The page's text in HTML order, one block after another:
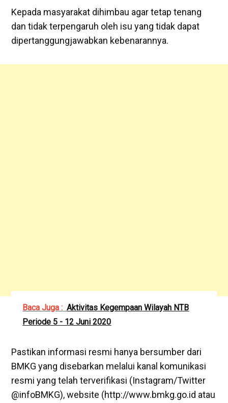
Kepada masyarakat dihimbau agar tetap tenang
dan tidak terpengaruh oleh isu yang tidak dapat
dipertanggungjawabkan kebenarannya.
Baca Juga : Aktivitas Kegempaan Wilayah NTB
Periode 5 - 12 Juni 2020
Pastikan informasi resmi hanya bersumber dari
BMKG yang disebarkan melalui kanal komunikasi
resmi yang telah terverifikasi (Instagram/Twitter
@infoBMKG), website (http://www.bmkg.go.id atau